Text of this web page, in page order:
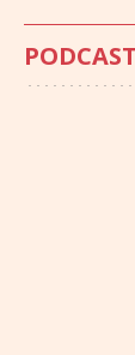
PODCAST